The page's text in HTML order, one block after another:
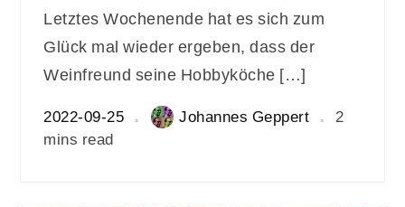
Letztes Wochenende hat es sich zum
Glück mal wieder ergeben, dass der
Weinfreund seine Hobbyköche […]
2022-09-25 Johannes Geppert
2
mins read